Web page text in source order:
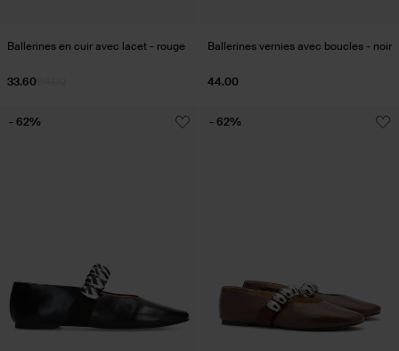
Ballerines en cuir avec lacet - rouge
33.60
Ballerines vernies avec boucles - noir
44.00
- 62% - 62%